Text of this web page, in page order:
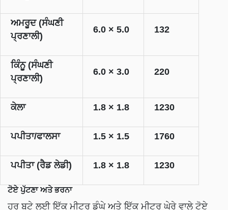
ਅਮਰੂਦ (ਸੰਘਣੀ
ਪ੍ਰਣਾਲੀ)
6.0 × 5.0 132
ਕਿੰਨੂ (ਸੰਘਣੀ
ਪ੍ਰਣਾਲੀ)
6.0 × 3.0 220
ਕੇਲਾ 1.8 × 1.8 1230
ਪਪੀਤਾ/ਫਾਲਸਾ 1.5 × 1.5 1760
ਪਪੀਤਾ (ਰੈਡ ਲੇਡੀ) 1.8 × 1.8 1230
ਟੋਏ ਪੁੱਟਣਾ ਅਤੇ ਭਰਨਾ
ਹਰ ਬੂਟੇ ਲਈ ਇੱਕ ਮੀਟਰ ਡੂੰਘੇ ਅਤੇ ਇੱਕ ਮੀਟਰ ਘੇਰੇ ਵਾਲੇ ਟੋਏ